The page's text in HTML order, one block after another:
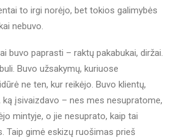
to irgi norėjo, bet tokios galimybės
nebuvo.
buvo paprasti – raktų pakabukai, diržai.
Buvo užsakymų, kuriuose
ne ten, kur reikėjo. Buvo klientų,
ką įsivaizdavo – nes mes nesupratome,
mintyje, o jie nesuprato, kaip tai
Taip gimė eskizų ruošimas prieš